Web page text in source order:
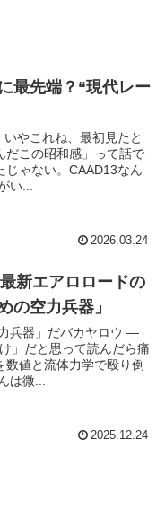
最先端？“現代レー
やこれね、最初見たと
だこの昭和感」って話で
ゃない。CAAD13なん
い...
2026.03.24
新エアロロードの
の空力兵器」
兵器」だバカヤロウ ―
」だと思って読んだら痛
値と流体力学で殴り倒
は微...
2025.12.24